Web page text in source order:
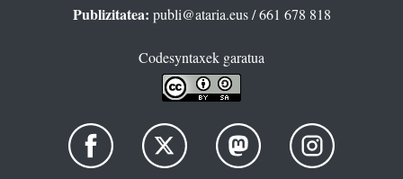
Publizitatea: publi@ataria.eus/ 661 678 818
Codesyntaxek garatua